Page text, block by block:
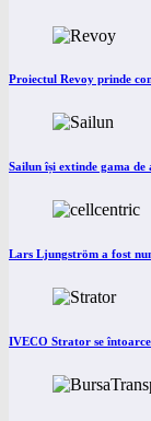
Proiectul Revoy prinde
Sailun își extinde gama de
Lars Ljungström a fost
IVECO Strator se întoarce